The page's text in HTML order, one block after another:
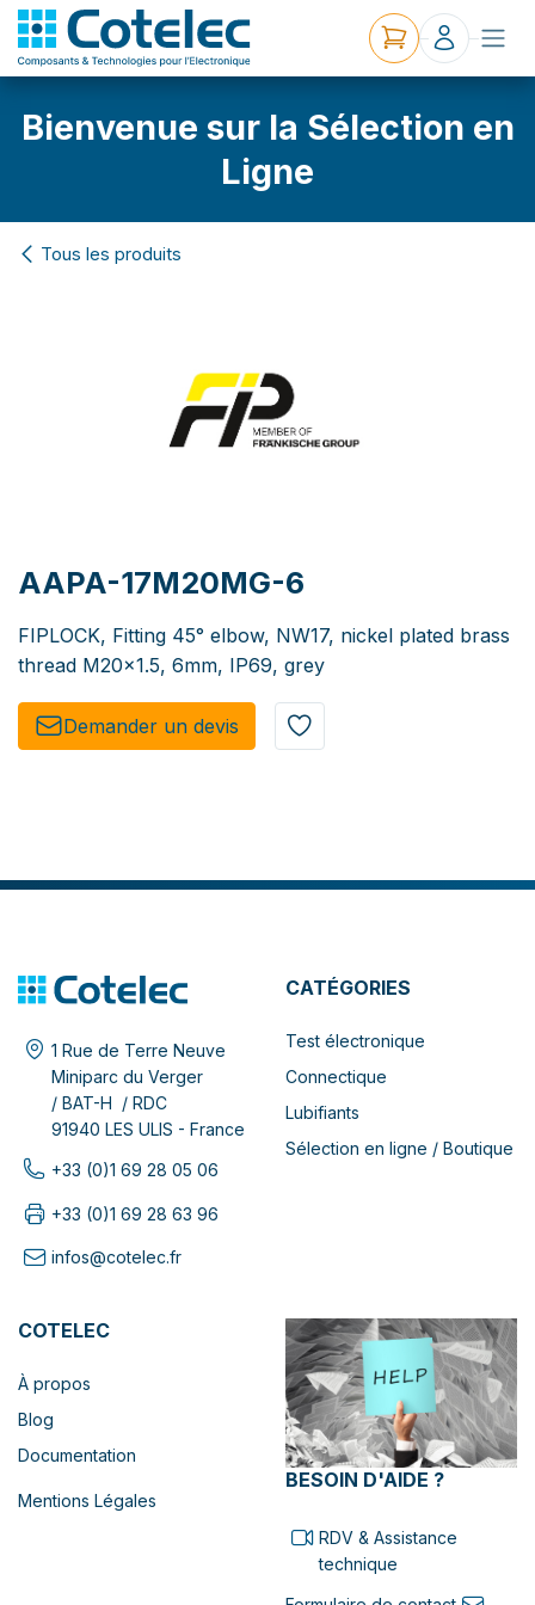
Bienvenue sur la Sélection en
Ligne
Tous les produits
AAPA-17M20MG-6
FIPLOCK, Fitting 45° elbow, NW17, nickel plated brass
thread M20x1.5, 6mm, IP69, grey
Demander un de​​vis​​
1 Rue de Terre Neuve
Miniparc du Verger
/ BAT-H / RDC
91940 LES ULIS - France
+33 (0)1 69 28 05 06
+33 (0)1 69 28 63 96
infos@cotelec.fr
CATÉGORIES
Test électronique
Connectique
Lubifiants
Sélection en ligne / Boutique
COTELEC
À propos
Blog
Documentation
Mentions Légales
BESOIN D'AIDE ?
RDV & Assistance
technique